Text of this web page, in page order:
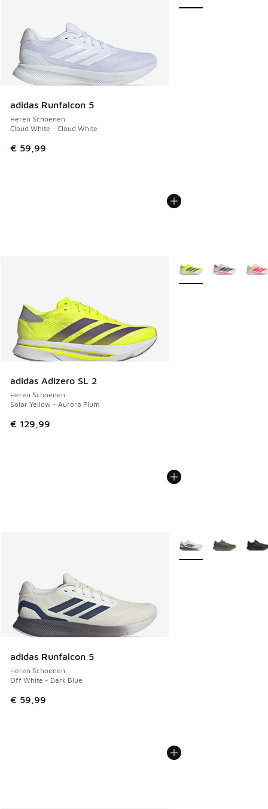
adidas Runfalcon 5
Heren Schoenen
Cloud White - Cloud White
€ 59,99
adidas Adizero SL 2
Heren Schoenen
Solar Yellow - Aurora Plum
€ 129,99
Meer kleuren
adidas Runfalcon 5
Heren Schoenen
Off White - Dark Blue
€ 59,99
Meer kleuren